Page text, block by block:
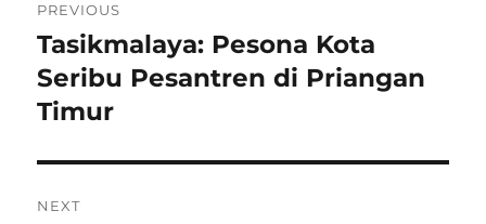
pos
PREVIOUS
Previous
post:
Tasikmalaya: Pesona Kota
Seribu Pesantren di Priangan
Timur
NEXT